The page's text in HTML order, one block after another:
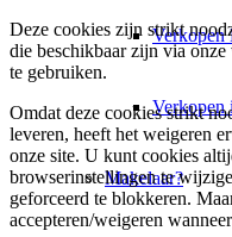
Verkopen
Verkopen
Makelaar?
Deze cookies zijn strikt
die beschikbaar zijn via
te gebruiken.
Omdat deze cookies strikt
leveren, heeft het weigeren
onze site. U kunt cookies
browserinstellingen te
geforceerd te blokkeren.
accepteren/weigeren